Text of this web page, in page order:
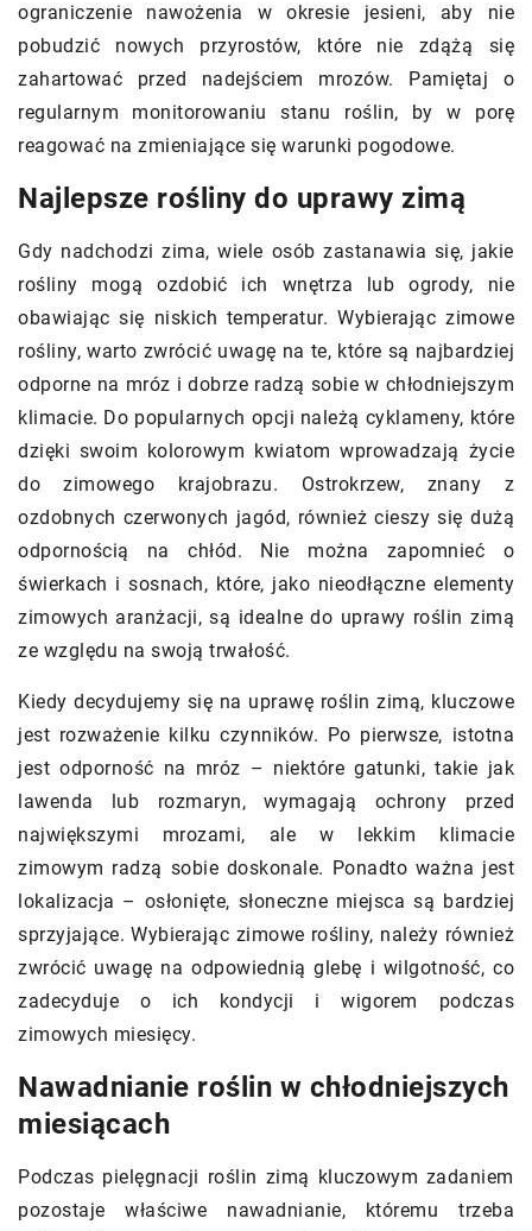
ograniczenie nawożenia w okresie jesieni, aby nie
pobudzić nowych przyrostów, które nie zdążą się
zahartować przed nadejściem mrozów. Pamiętaj o
regularnym monitorowaniu stanu roślin, by w porę
reagować na zmieniające się warunki pogodowe.
Najlepsze rośliny do uprawy zimą
Gdy nadchodzi zima, wiele osób zastanawia się, jakie
rośliny mogą ozdobić ich wnętrza lub ogrody, nie
obawiając się niskich temperatur. Wybierając zimowe
rośliny, warto zwrócić uwagę na te, które są najbardziej
odporne na mróz i dobrze radzą sobie w chłodniejszym
klimacie. Do popularnych opcji należą cyklameny, które
dzięki swoim kolorowym kwiatom wprowadzają życie
do zimowego krajobrazu. Ostrokrzew, znany z
ozdobnych czerwonych jagód, również cieszy się dużą
odpornością na chłód. Nie można zapomnieć o
świerkach i sosnach, które, jako nieodłączne elementy
zimowych aranżacji, są idealne do uprawy roślin zimą
ze względu na swoją trwałość.
Kiedy decydujemy się na uprawę roślin zimą, kluczowe
jest rozważenie kilku czynników. Po pierwsze, istotna
jest odporność na mróz – niektóre gatunki, takie jak
lawenda lub rozmaryn, wymagają ochrony przed
największymi mrozami, ale w lekkim klimacie
zimowym radzą sobie doskonale. Ponadto ważna jest
lokalizacja – osłonięte, słoneczne miejsca są bardziej
sprzyjające. Wybierając zimowe rośliny, należy również
zwrócić uwagę na odpowiednią glebę i wilgotność, co
zadecyduje o ich kondycji i wigorem podczas
zimowych miesięcy.
Nawadnianie roślin w chłodniejszych
miesiącach
Podczas pielęgnacji roślin zimą kluczowym zadaniem
pozostaje właściwe nawadnianie, któremu trzeba